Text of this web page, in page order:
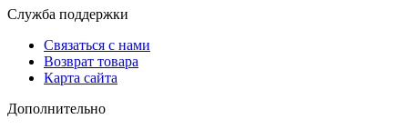
Служба поддержки
Связаться с нами
Возврат товара
Карта сайта
Дополнительно